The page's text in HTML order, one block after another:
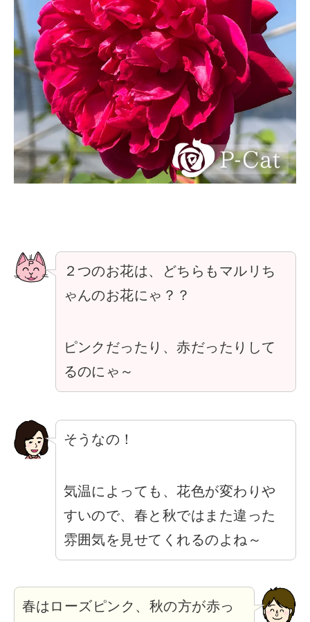
２つのお花は、どちらもマルリち
ゃんのお花にゃ？？
ピンクだったり、赤だったりして
るのにゃ～
そうなの！
気温によっても、花色が変わりや
すいので、春と秋ではまた違った
雰囲気を見せてくれるのよね～
春はローズピンク、秋の方が赤っ